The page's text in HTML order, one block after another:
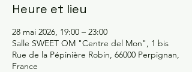
Heure et lieu
28 mai 2026, 19:00 – 23:00
Salle SWEET OM "Centre del Mon", 1 bis
Rue de la Pépinière Robin, 66000 Perpignan,
France